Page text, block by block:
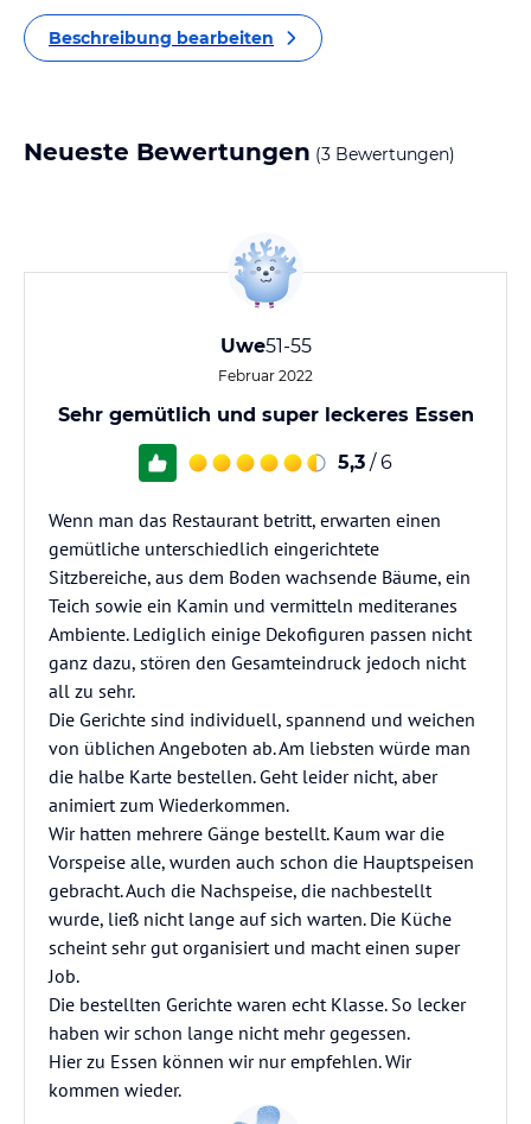
Beschreibung bearbeiten
Neueste Bewertungen (3 Bewertungen)
Uwe51-55
Februar 2022
Sehr gemütlich und super leckeres Essen
5,3 / 6
Wenn man das Restaurant betritt, erwarten einen
gemütliche unterschiedlich eingerichtete
Sitzbereiche, aus dem Boden wachsende Bäume, ein
Teich sowie ein Kamin und vermitteln mediteranes
Ambiente. Lediglich einige Dekofiguren passen nicht
ganz dazu, stören den Gesamteindruck jedoch nicht
all zu sehr.
Die Gerichte sind individuell, spannend und weichen
von üblichen Angeboten ab. Am liebsten würde man
die halbe Karte bestellen. Geht leider nicht, aber
animiert zum Wiederkommen.
Wir hatten mehrere Gänge bestellt. Kaum war die
Vorspeise alle, wurden auch schon die Hauptspeisen
gebracht. Auch die Nachspeise, die nachbestellt
wurde, ließ nicht lange auf sich warten. Die Küche
scheint sehr gut organisiert und macht einen super
Job.
Die bestellten Gerichte waren echt Klasse. So lecker
haben wir schon lange nicht mehr gegessen.
Hier zu Essen können wir nur empfehlen. Wir
kommen wieder.